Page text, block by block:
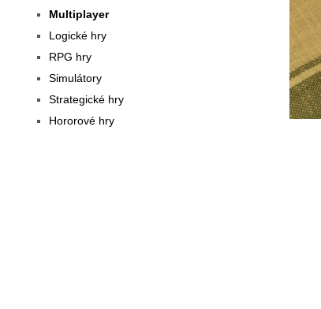
Multiplayer
Logické hry
RPG hry
Simulátory
Strategické hry
Hororové hry